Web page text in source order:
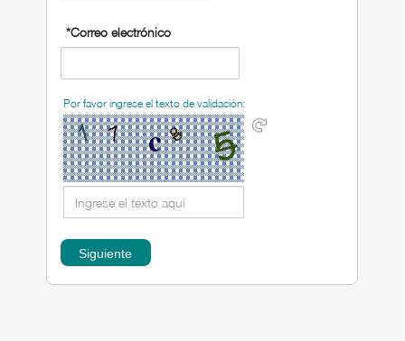
*Correo electrónico
Por favor ingrese el texto de validación: